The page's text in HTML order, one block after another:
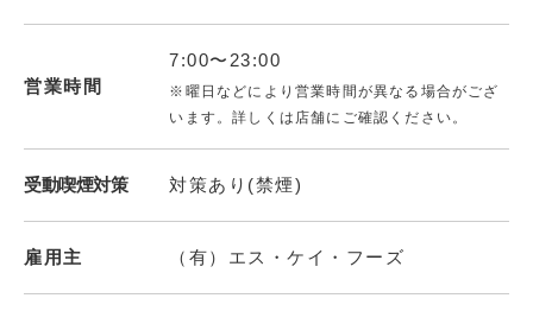
営業時間
7:00〜23:00
※曜日などにより営業時間が異なる場合がござ
います。詳しくは店舗にご確認ください。
受動喫煙対策 対策あり(禁煙)
雇用主 （有）エス・ケイ・フーズ